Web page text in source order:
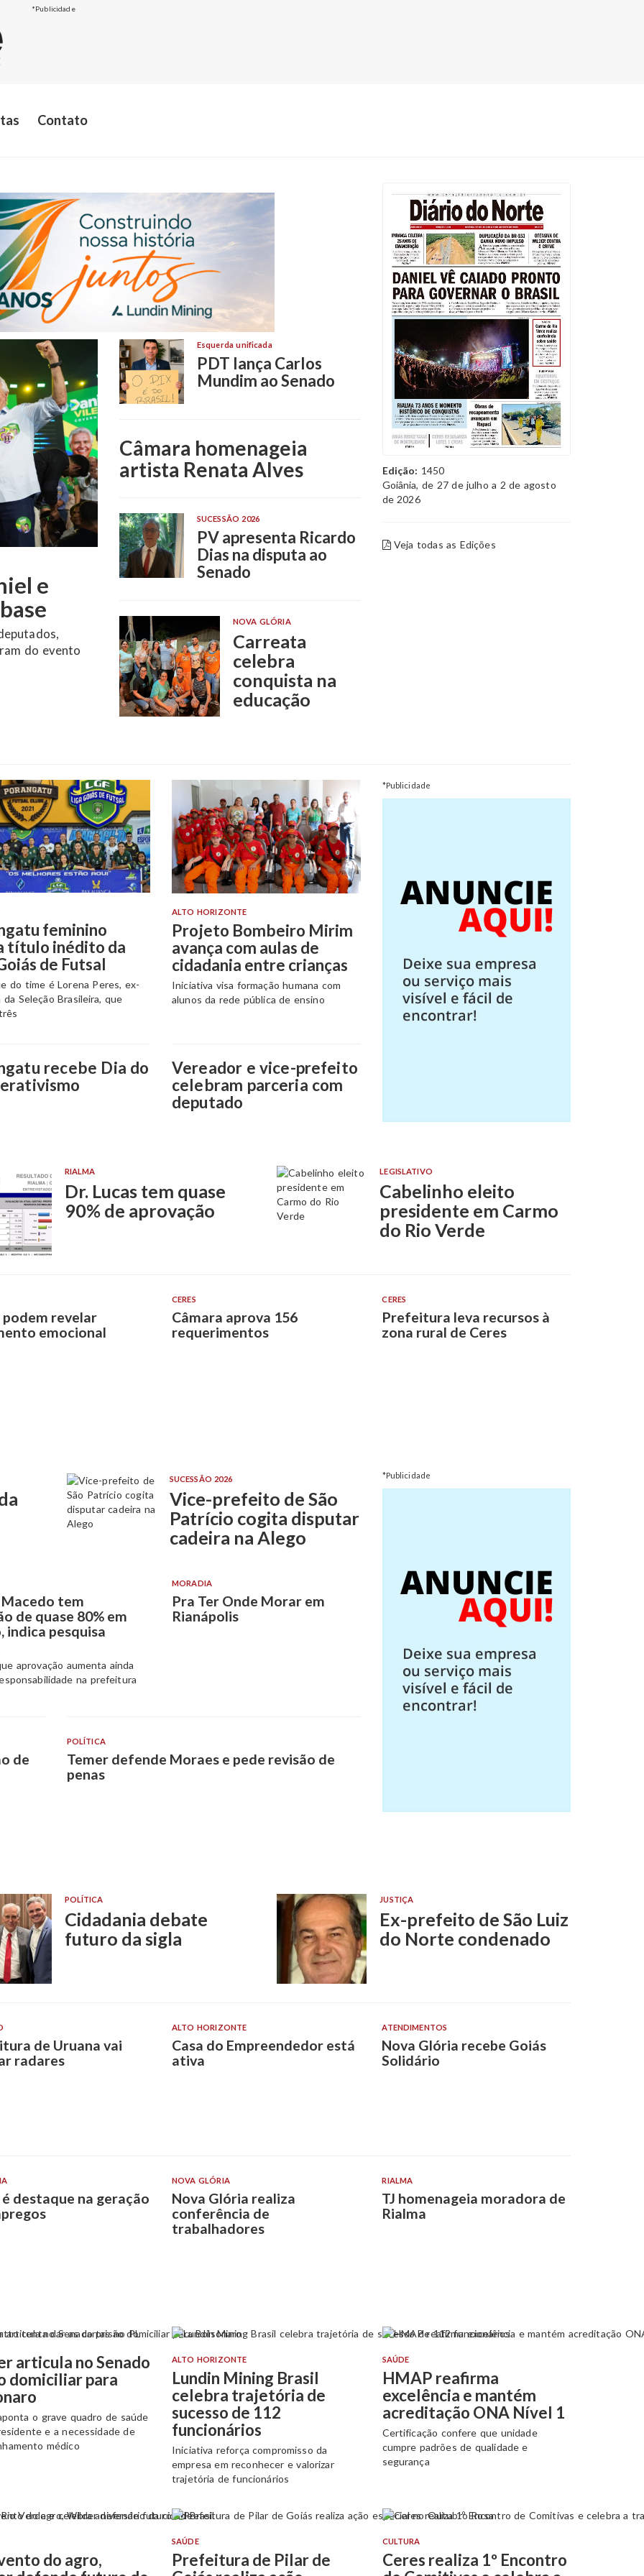
*Publicidade
Contato
ao
Esquerda unificada
PDT lança Carlos
Mundim ao Senado
Câmara homenageia
artista Renata Alves
SUCESSÃO 2026
PV apresenta Ricardo
Dias na disputa ao
Senado
NOVA GLÓRIA
Carreata
celebra
conquista na
educação
Edição: 1450
Goiânia, de 27 de julho a 2 de agosto
de 2026
Veja todas as Edições
feminino
título inédito da
de Futsal
do time é Lorena Peres, ex-
da Seleção Brasileira, que
ALTO HORIZONTE
Projeto Bombeiro Mirim
avança com aulas de
cidadania entre crianças
Iniciativa visa formação humana com
alunos da rede pública de ensino
recebe Dia do
Vereador e vice-prefeito
celebram parceria com
deputado
*Publicidade
RIALMA
Dr. Lucas tem quase
90% de aprovação
LEGISLATIVO
Cabelinho eleito
presidente em Carmo
do Rio Verde
podem revelar
emocional
CERES
Câmara aprova 156
requerimentos
CERES
Prefeitura leva recursos à
zona rural de Ceres
SUCESSÃO 2026
Vice-prefeito de São
Patrício cogita disputar
cadeira na Alego
tem
de quase 80% em
indica pesquisa
aprovação aumenta ainda
na prefeitura
MORADIA
Pra Ter Onde Morar em
Rianápolis
de
POLÍTICA
Temer defende Moraes e pede revisão de
penas
*Publicidade
POLÍTICA
Cidadania debate
futuro da sigla
JUSTIÇA
Ex-prefeito de São Luiz
do Norte condenado
de Uruana vai
radares
ALTO HORIZONTE
Casa do Empreendedor está
ativa
ATENDIMENTOS
Nova Glória recebe Goiás
Solidário
é destaque na geração
NOVA GLÓRIA
Nova Glória realiza
conferência de
trabalhadores
RIALMA
TJ homenageia moradora de
Rialma
articula no Senado
domiciliar para
o grave quadro de saúde
e a necessidade de
médico
ALTO HORIZONTE
Lundin Mining Brasil
celebra trajetória de
sucesso de 112
funcionários
Iniciativa reforça compromisso da
empresa em reconhecer e valorizar
trajetória de funcionários
SAÚDE
HMAP reafirma
excelência e mantém
acreditação ONA Nível 1
Certificação confere que unidade
cumpre padrões de qualidade e
segurança
do agro,
SAÚDE
Prefeitura de Pilar de
CULTURA
Ceres realiza 1º Encontro